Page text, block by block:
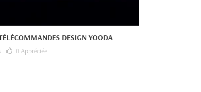
DESIGN YOODA
0 Appréciée